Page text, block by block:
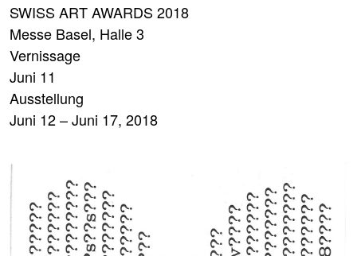
SWISS ART AWARDS 2018
Messe Basel, Halle 3
Vernissage
Juni 11
Ausstellung
Juni 12 – Juni 17, 2018